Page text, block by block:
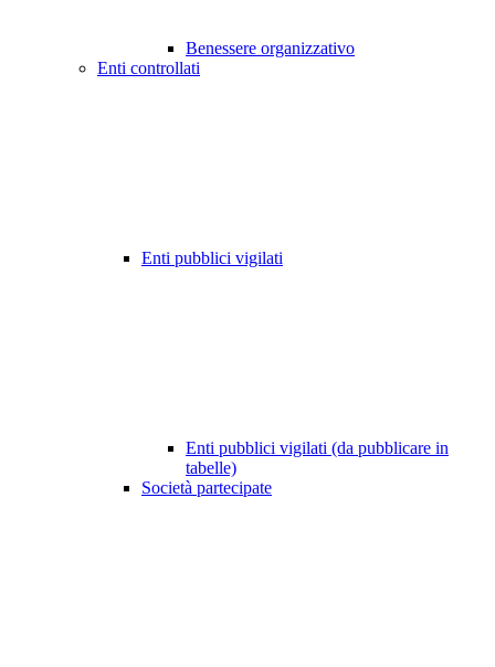
Benessere organizzativo
Enti controllati
Enti pubblici vigilati
Enti pubblici vigilati (da pubblicare in
tabelle)
Società partecipate